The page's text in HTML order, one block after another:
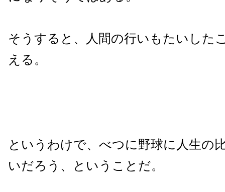
そうすると、人間の行いもたいした
える。
というわけで、べつに野球に人生の
いだろう、ということだ。